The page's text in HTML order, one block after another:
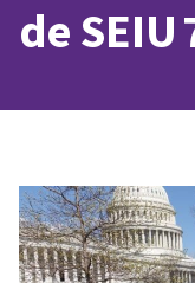
de SEIU